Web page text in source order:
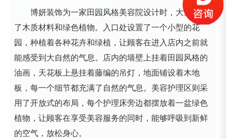
博妍装饰为一家田园风格美容院设计时，大量运用
了木质材料和绿色植物。入口处设置了一个小型的花
园，种植着各种花卉和绿植，让顾客在进入店内之前就
能感受到大自然的气息。店内的墙壁上挂着田园风格的
油画，天花板上悬挂着藤编的吊灯，地面铺设着木地
板，每一个细节都充满了自然的气息。美容护理区则采
用了开放式的布局，每个护理床旁边都摆放着一盆绿色
植物，让顾客在享受美容服务的同时，能够呼吸到新鲜
的空气，放松身心。